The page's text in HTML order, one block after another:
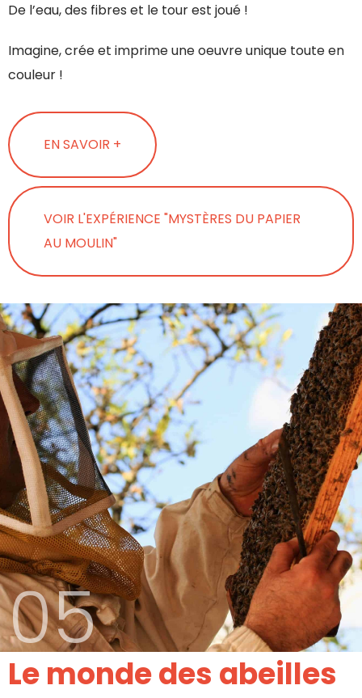
De l’eau, des fibres et le tour est joué !
Imagine, crée et imprime une oeuvre unique toute en
couleur !
EN SAVOIR +
VOIR L'EXPÉRIENCE "MYSTÈRES DU PAPIER
AU MOULIN"
05
Le monde des abeilles